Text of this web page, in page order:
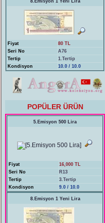
8.Emisyon 1 Yeni Lira
Fiyat
80 TL
Seri No
A76
Tertip
1.Tertip
Kondisyon
10.0 / 10.0
POPÜLER ÜRÜN
5.Emisyon 500 Lira
Fiyat
16,000 TL
Seri No
R13
Tertip
3.Tertip
Kondisyon
9.0 / 10.0
8.Emisyon 1 Yeni Lira